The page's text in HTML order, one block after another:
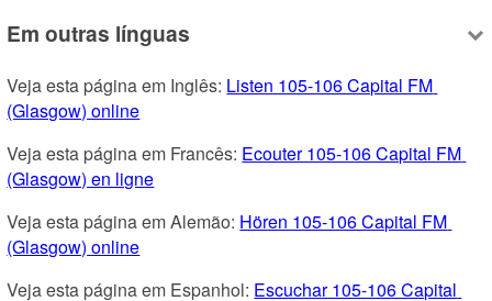
Em outras línguas
Veja esta página em Inglês: Listen 105-106 Capital FM
(Glasgow) online
Veja esta página em Francês: Ecouter 105-106 Capital FM
(Glasgow) en ligne
Veja esta página em Alemão: Hören 105-106 Capital FM
(Glasgow) online
Veja esta página em Espanhol: Escuchar 105-106 Capital